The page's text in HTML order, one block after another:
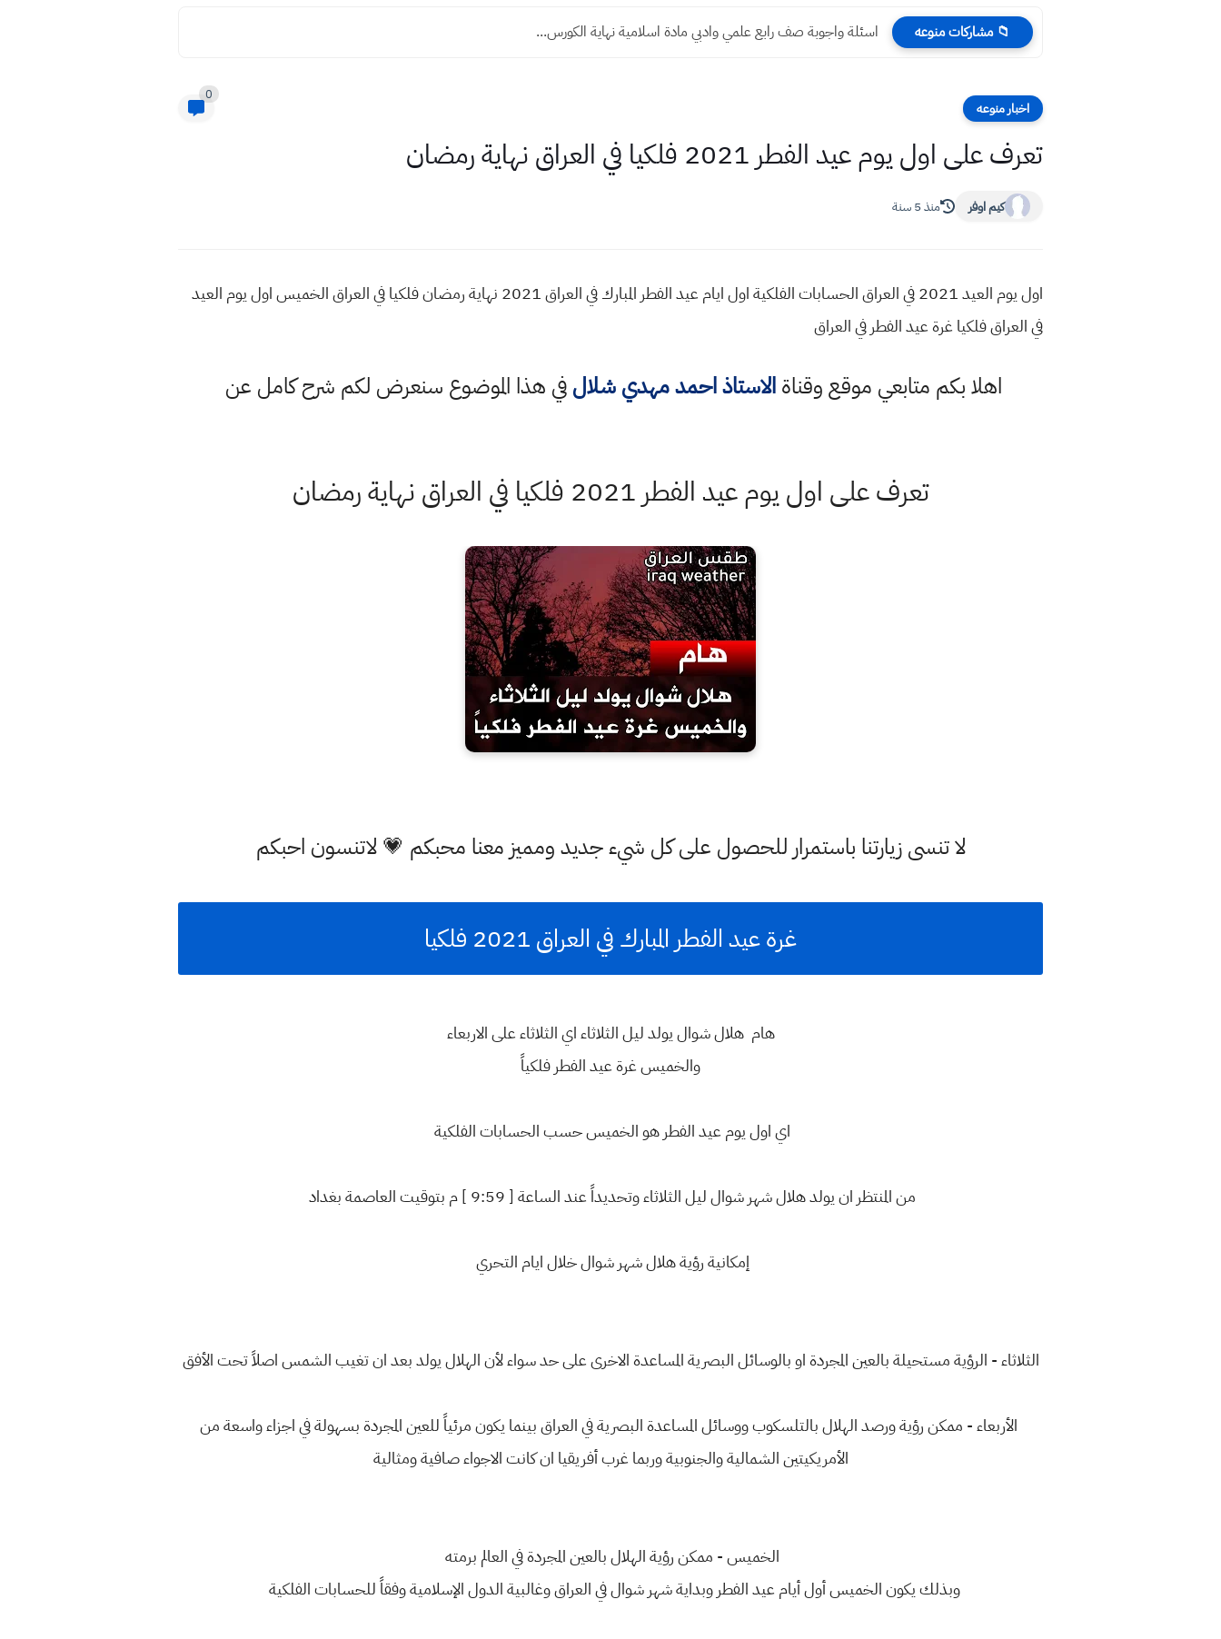
📁 مشاركات منوعه اسئلة واجوبة صف رابع علمي وادبي مادة اسلامية نهاية الكورس...
اخبار منوعه
0
تعرف على اول يوم عيد الفطر 2021 فلكيا في العراق نهاية رمضان
كيم اوفر منذ 5 سنة
اول يوم العيد 2021 في العراق الحسابات الفلكية اول ايام عيد الفطر المبارك في العراق 2021 نهاية رمضان فلكيا في العراق الخميس اول يوم العيد
في العراق فلكيا غرة عيد الفطر في العراق
اهلا بكم متابعي موقع وقناةالاستاذ احمد مهدي شلالفي هذا الموضوع سنعرض لكم شرح كامل عن
تعرف على اول يوم عيد الفطر 2021 فلكيا في العراق نهاية رمضان
لا تنسى زيارتنا باستمرار للحصول على كل شيء جديد ومميز معنا محبكم 💗 لاتنسون احبكم
غرة عيد الفطر المبارك في العراق 2021 فلكيا
هام هلال شوال يولد ليل الثلاثاء اي الثلاثاء على الاربعاء
والخميس غرة عيد الفطر فلكياً
اي اول يوم عيد الفطر هو الخميس حسب الحسابات الفلكية
من المنتظر ان يولد هلال شهر شوال ليل الثلاثاء وتحديداً عند الساعة [ 9:59 ] م بتوقيت العاصمة بغداد
إمكانية رؤية هلال شهر شوال خلال ايام التحري
الثلاثاء - الرؤية مستحيلة بالعين المجردة او بالوسائل البصرية المساعدة الاخرى على حد سواء لأن الهلال يولد بعد ان تغيب الشمس اصلاً تحت الأفق
الأربعاء - ممكن رؤية ورصد الهلال بالتلسكوب ووسائل المساعدة البصرية في العراق بينما يكون مرئياً للعين المجردة بسهولة في اجزاء واسعة من
الأمريكيتين الشمالية والجنوبية وربما غرب أفريقيا ان كانت الاجواء صافية ومثالية
الخميس - ممكن رؤية الهلال بالعين المجردة في العالم برمته
وبذلك يكون الخميس أول أيام عيد الفطر وبداية شهر شوال في العراق وغالبية الدول الإسلامية وفقاً للحسابات الفلكية